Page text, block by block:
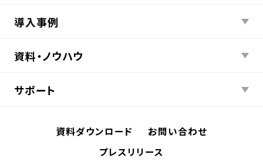
導入事例
資料・ノウハウ
サポート
資料ダウンロード
お問い合わせ
プレスリリース